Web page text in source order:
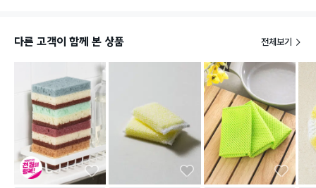
다른 고객이 함께 본 상품 전체보기